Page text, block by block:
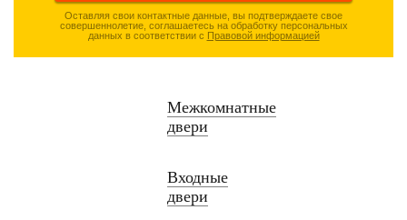
Оставляя свои контактные данные, вы подтверждаете свое
совершеннолетие, соглашаетесь на обработку персональных
данных в соответствии с Правовой информацией
Межкомнатные
двери
Входные
двери